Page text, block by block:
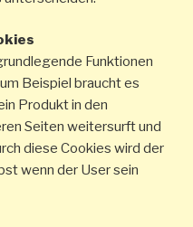
Funktionen
Beispiel braucht es
Produkt in den
Seiten weitersurft und
diese Cookies wird der
wenn der User sein